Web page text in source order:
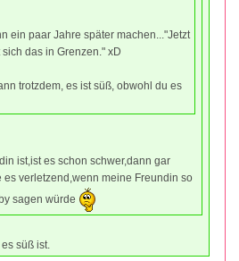
ein paar Jahre später machen..."Jetzt
das in Grenzen." xD
trotzdem, es ist süß, obwohl du es
ist,ist es schon schwer,dann gar
es verletzend,wenn meine Freundin so
sagen würde
süß ist.